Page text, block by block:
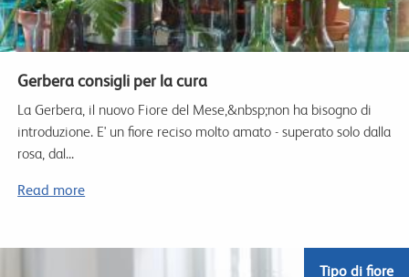
Gerbera consigli per la cura
La Gerbera, il nuovo Fiore del Mese,&nbsp;non ha bisogno di
introduzione. E' un fiore reciso molto amato - superato solo dalla
rosa, dal...
Read more
Tipo di fiore